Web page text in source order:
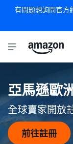
有問題想詢問官方
亞馬遜歐
全球賣家開放
前往註冊